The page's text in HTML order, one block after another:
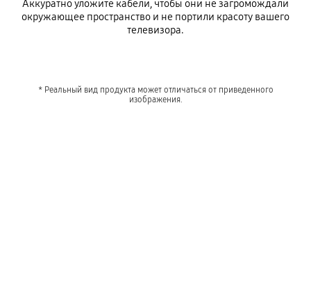
Аккуратно уложите кабели, чтобы они не загромождали
окружающее пространство и не портили красоту вашего
телевизора.
* Реальный вид продукта может отличаться от приведенного
изображения.